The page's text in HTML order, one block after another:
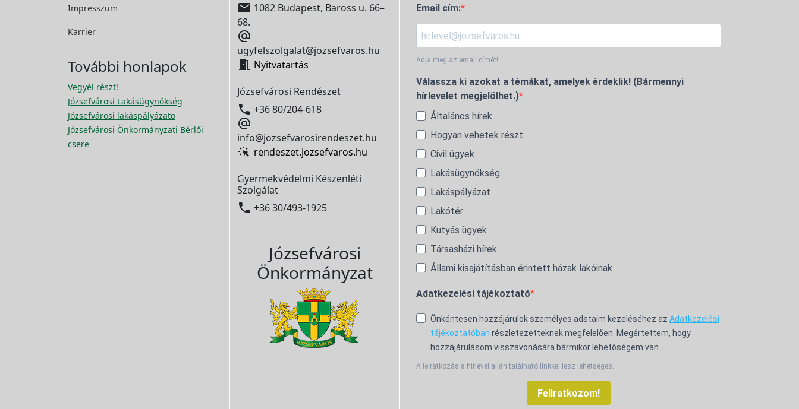
Impresszum
Karrier
További honlapok
Vegyél részt!
Józsefvárosi Lakásügynökség
Józsefvárosi lakáspályázato
Józsefvárosi Önkormányzati Bérlői
csere
 1082 Budapest, Baross u. 66–
68.

ugyfelszolgalat@jozsefvaros.hu
 Nyitvatartás
Józsefvárosi Rendészet
 +36 80/204-618

info@jozsefvarosirendeszet.hu
rendeszet.jozsefvaros.hu
Gyermekvédelmi Készenléti
Szolgálat
 +36 30/493-1925
Józsefvárosi
Önkormányzat
Email cím:
Adja meg az email címét!
Válassza ki azokat a témákat, amelyek érdeklik! (Bármennyi
hírlevelet megjelölhet.)
Általános hírek
Hogyan vehetek részt
Civil ügyek
Lakásügynökség
Lakáspályázat
Lakótér
Kutyás ügyek
Társasházi hírek
Állami kisajátításban érintett házak lakóinak
Adatkezelési tájékoztató
Önkéntesen hozzájárulok személyes adataim kezeléséhez az Adatkezelési
tájékoztatóban részletezetteknek megfelelően. Megértettem, hogy
hozzájárulásom visszavonására bármikor lehetőségem van.
A leiratkozás a hírlevél alján található linkkel lesz lehetséges.
Feliratkozom!